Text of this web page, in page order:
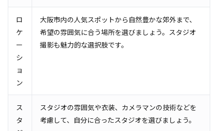
ロ
ケ
ー
シ
ョ
ン
大阪市内の人気スポットから自然豊かな郊外まで、
希望の雰囲気に合う場所を選びましょう。スタジオ
撮影も魅力的な選択肢です。
ス
タ
スタジオの雰囲気や衣装、カメラマンの技術などを
考慮して、自分に合ったスタジオを選びましょう。